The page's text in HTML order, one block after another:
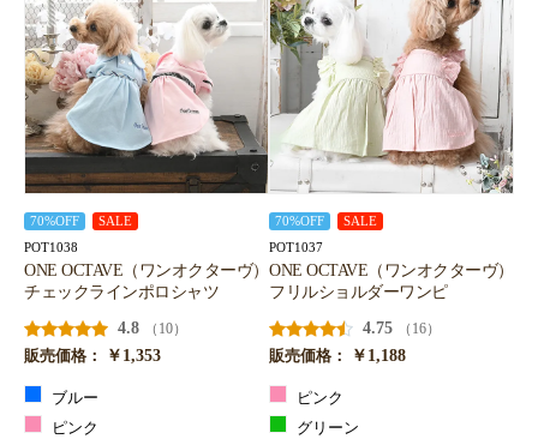
70%OFF SALE
POT1038
ONE OCTAVE（ワンオクターヴ）
チェックラインポロシャツ
4.8
（10）
販売価格：
￥1,353
ブルー
ピンク
70%OFF SALE
POT1037
ONE OCTAVE（ワンオクターヴ）
フリルショルダーワンピ
4.75
（16）
販売価格：
￥1,188
ピンク
グリーン